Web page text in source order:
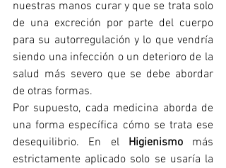
nuestras manos curar y que se trata solo
de una excreción por parte del cuerpo
para su autorregulación y lo que vendría
siendo una infección o un deterioro de la
salud más severo que se debe abordar
de otras formas.
Por supuesto, cada medicina aborda de
una forma específica cómo se trata ese
desequilibrio. En el Higienismo más
estrictamente aplicado solo se usaría la